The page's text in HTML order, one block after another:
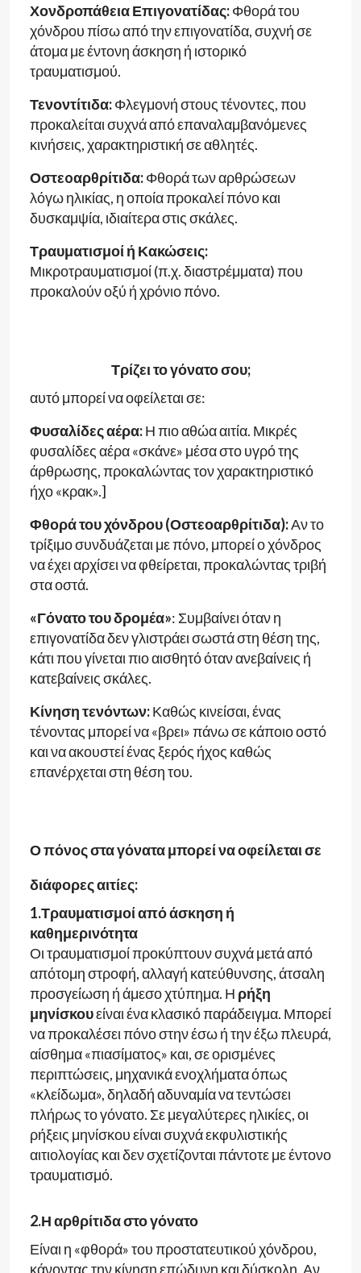
Χονδροπάθεια Επιγονατίδας:Φθορά του
χόνδρου πίσω από την επιγονατίδα, συχνή σε
άτομα με έντονη άσκηση ή ιστορικό
τραυματισμού.
Τενοντίτιδα:Φλεγμονή στους τένοντες, που
προκαλείται συχνά από επαναλαμβανόμενες
κινήσεις, χαρακτηριστική σε αθλητές.
Οστεoαρθρίτιδα:Φθορά των αρθρώσεων
λόγω ηλικίας, η οποία προκαλεί πόνο και
δυσκαμψία, ιδιαίτερα στις σκάλες.
Τραυματισμοί ή Κακώσεις:
Μικροτραυματισμοί (π.χ. διαστρέμματα) που
προκαλούν οξύ ή χρόνιο πόνο.
Τρίζει το γόνατο σου;
αυτό μπορεί να οφείλεται σε:
Φυσαλίδες αέρα:Η πιο αθώα αιτία. Μικρές
φυσαλίδες αέρα «σκάνε» μέσα στο υγρό της
άρθρωσης, προκαλώντας τον χαρακτηριστικό
ήχο «κρακ».]
Φθορά του χόνδρου (Οστεοαρθρίτιδα):Αν το
τρίξιμο συνδυάζεται με πόνο, μπορεί ο χόνδρος
να έχει αρχίσει να φθείρεται, προκαλώντας τριβή
στα οστά.
«Γόνατο του δρομέα»: Συμβαίνει όταν η
επιγονατίδα δεν γλιστράει σωστά στη θέση της,
κάτι που γίνεται πιο αισθητό όταν ανεβαίνεις ή
κατεβαίνεις σκάλες.
Κίνηση τενόντων:Καθώς κινείσαι, ένας
τένοντας μπορεί να «βρει» πάνω σε κάποιο οστό
και να ακουστεί ένας ξερός ήχος καθώς
επανέρχεται στη θέση του.
Ο πόνος στα γόνατα μπορεί να οφείλεται σε
διάφορες αιτίες:
1.Τραυματισμοί από άσκηση ή
καθημερινότητα
Οι τραυματισμοί προκύπτουν συχνά μετά από
απότομη στροφή, αλλαγή κατεύθυνσης, άτσαλη
προσγείωση ή άμεσο χτύπημα. Η ρήξη
μηνίσκουείναι ένα κλασικό παράδειγμα. Μπορεί
να προκαλέσει πόνο στην έσω ή την έξω πλευρά,
αίσθημα «πιασίματος» και, σε ορισμένες
περιπτώσεις, μηχανικά ενοχλήματα όπως
«κλείδωμα», δηλαδή αδυναμία να τεντώσει
πλήρως το γόνατο. Σε μεγαλύτερες ηλικίες, οι
ρήξεις μηνίσκου είναι συχνά εκφυλιστικής
αιτιολογίας και δεν σχετίζονται πάντοτε με έντονο
τραυματισμό.
2.Η αρθρίτιδα στο γόνατο
Είναι η «φθορά» του προστατευτικού χόνδρου,
κάνοντας την κίνηση επώδυνη και δύσκολη. Αν